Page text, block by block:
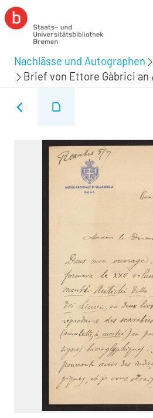
Nachlässe und Autographen
Brief von Ettore Gàbrici an